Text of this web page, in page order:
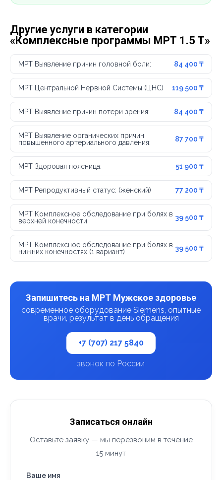
Другие услуги в категории
«Комплексные программы МРТ 1.5 Т»
МРТ Выявление причин головной боли: 84 400 ₸
МРТ Центральной Нервной Системы (ЦНС) 119 500 ₸
МРТ Выявление причин потери зрения: 84 400 ₸
МРТ Выявление органических причин
повышенного артериального давления:
87 700 ₸
МРТ Здоровая поясница: 51 900 ₸
МРТ Репродуктивный статус: (женский) 77 200 ₸
МРТ Комплексное обследование при болях в
верхней конечности
39 500 ₸
МРТ Комплексное обследование при болях в
нижних конечностях (1 вариант)
39 500 ₸
Запишитесь на МРТ Мужское здоровье
современное оборудование Siemens, опытные
врачи, результат в день обращения
+7 (707) 217 5840
звонок по России
Записаться онлайн
Оставьте заявку — мы перезвоним в течение
15 минут
Ваше имя